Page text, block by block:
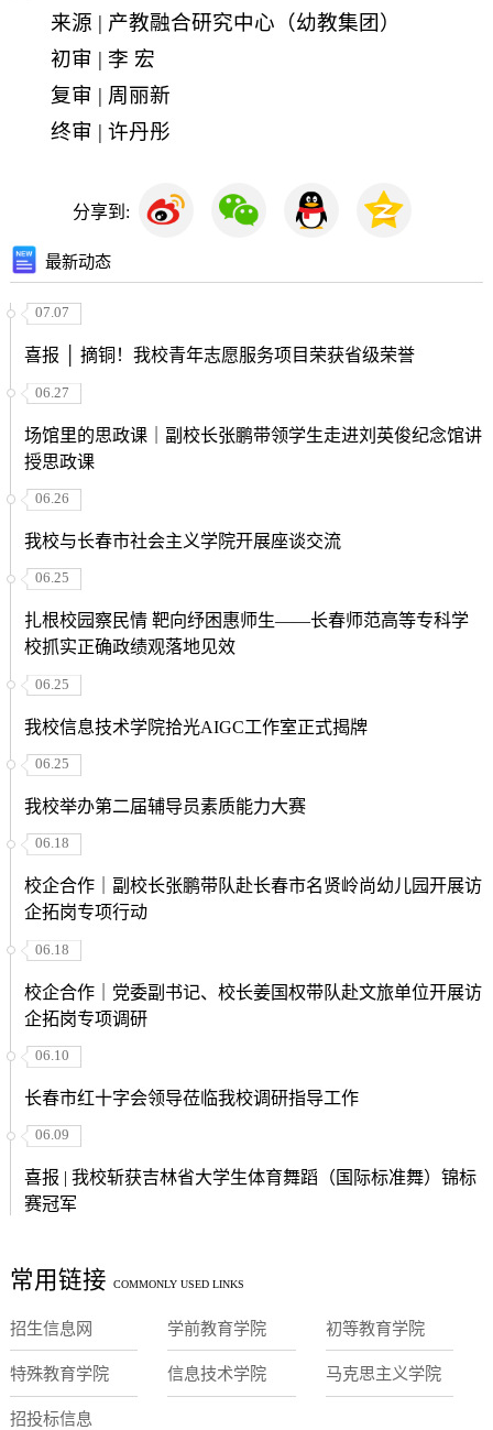
来源 | 产教融合研究中心（幼教集团）
初审 | 李 宏
复审 | 周丽新
终审 | 许丹彤
分享到:
最新动态
07.07
喜报 │ 摘铜！我校青年志愿服务项目荣获省级荣誉
06.27
场馆里的思政课｜副校长张鹏带领学生走进刘英俊纪念馆讲
授思政课
06.26
我校与长春市社会主义学院开展座谈交流
06.25
扎根校园察民情 靶向纾困惠师生——长春师范高等专科学
校抓实正确政绩观落地见效
06.25
我校信息技术学院拾光AIGC工作室正式揭牌
06.25
我校举办第二届辅导员素质能力大赛
06.18
校企合作｜副校长张鹏带队赴长春市名贤岭尚幼儿园开展访
企拓岗专项行动
06.18
校企合作｜党委副书记、校长姜国权带队赴文旅单位开展访
企拓岗专项调研
06.10
长春市红十字会领导莅临我校调研指导工作
06.09
喜报 | 我校斩获吉林省大学生体育舞蹈（国际标准舞）锦标
赛冠军
常用链接 COMMONLY USED LINKS
招生信息网 学前教育学院 初等教育学院
特殊教育学院 信息技术学院 马克思主义学院
招投标信息